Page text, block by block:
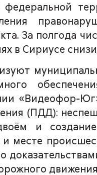
За полгода
в Сириусе
«Видеофор-
(ПДД):
и
месте